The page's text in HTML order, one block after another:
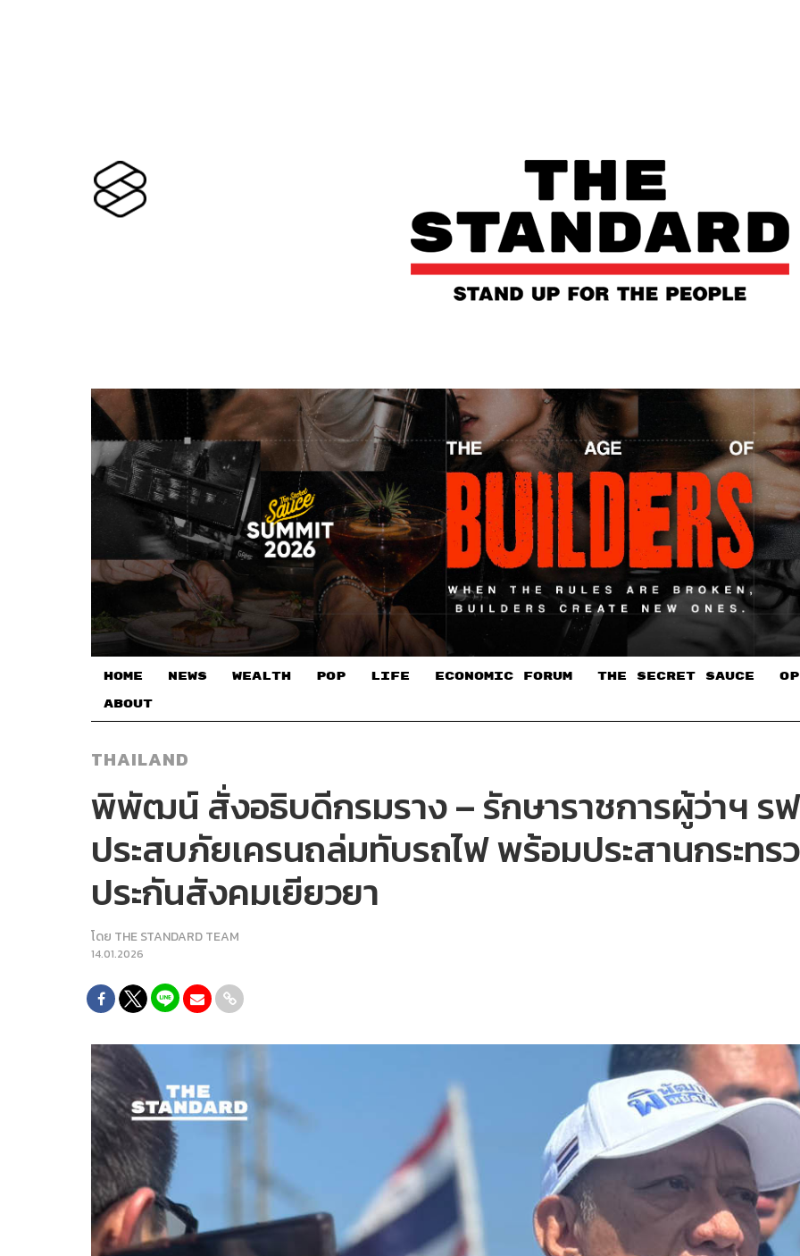
HOME NEWS WEALTH POP LIFE ECONOMIC FORUM THE SECRET SAUCE​
ABOUT
THAILAND
พิพัฒน์ สั่งอธิบดีกรมราง – รักษาราชการผู้ว่าฯ ร
ประสบภัยเครนถล่มทับรถไฟ พร้อมประสานกระทร
ประกันสังคมเยียวยา
โดย THE STANDARD TEAM
14.01.2026